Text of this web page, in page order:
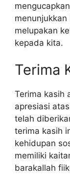
melupakan
kepada kita.
Terima
Terima kasih
apresiasi
telah
terima kasih
kehidupan
memiliki
barakallah